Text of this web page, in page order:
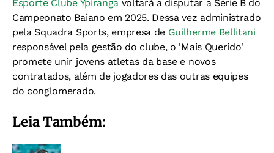
Esporte Clube Ypiranga voltará a disputar a Série B do
Campeonato Baiano em 2025. Dessa vez administrado
pela Squadra Sports, empresa de Guilherme Bellitani
responsável pela gestão do clube, o 'Mais Querido'
promete unir jovens atletas da base e novos
contratados, além de jogadores das outras equipes
do conglomerado.
Leia Também: